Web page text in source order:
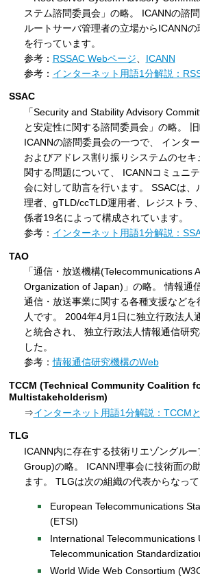
ステム諮問委員会」の略。 ICANNの諮問
ルートサーバ管理者の立場からICANN
を行っています。
参考： RSSAC Webページ
ICANN
参考： インターネット用語1分解説：
SSAC
「Security and Stability Advisory
と安定性に関する諮問委員会」の略。 旧
ICANNの諮問委員会の一つで、 インタ
およびアドレス割り振りシステムのセキ
関する問題について、 ICANNコミュニ
会に対して助言を行います。 SSACは、
理者、gTLD/ccTLD運用者、レジストラ
係者19名によって構成されています。
参考： インターネット用語1分解説：
TAO
「通信・放送機構(Telecommunications
Organization of Japan)」の略。 情報通
通信・放送事業に関する各種支援など
人です。 2004年4月1日に独立行政法人
と統合され、 独立行政法人情報通信研
した。
参考：情報通信研究機構のWeb
TCCM (Technical Community Coalition
Multistakeholderism)
⇒インターネット用語1分解説：TCCM
TLG
ICANN内に存在する技術リエゾングル
Group)の略。 ICANN理事会に技術面の
ます。 TLGは次の組織の代表からなって
European Telecommunications
(ETSI)
International Telecommunications
Telecommunication
World Wide Web Consortium